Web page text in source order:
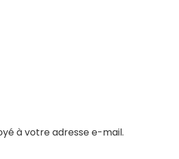
à votre adresse e-mail.